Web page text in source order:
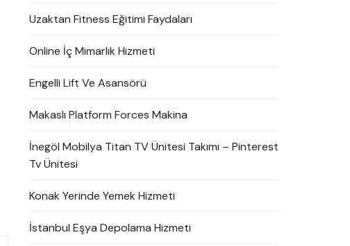
Uzaktan Fitness Eğitimi Faydaları
Online İç Mimarlık Hizmeti
Engelli Lift Ve Asansörü
Makaslı Platform Forces Makina
İnegöl Mobilya Titan TV Ünitesi Takımı – Pinterest
Tv Ünitesi
Konak Yerinde Yemek Hizmeti
İstanbul Eşya Depolama Hizmeti